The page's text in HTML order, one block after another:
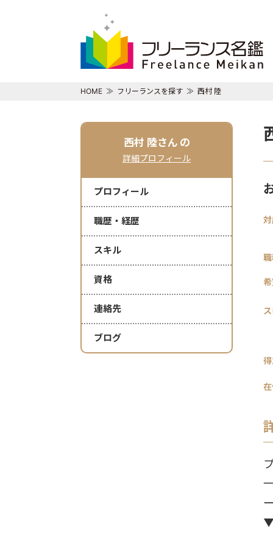
HOME フリーランスを探す 西村 陸
西村 陸さん の
詳細プロフィール
プロフィール
職歴・経歴
スキル
資格
連絡先
ブログ